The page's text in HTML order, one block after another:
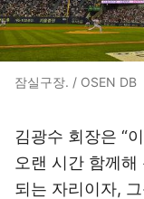
잠실구장. / OSEN DB
김광수 회장은 “
오랜 시간 함께
되는 자리이자,